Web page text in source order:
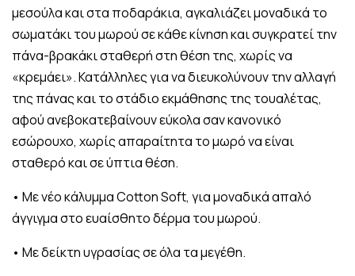
μεσούλα και στα ποδαράκια, αγκαλιάζει μοναδικά το
σωματάκι του μωρού σε κάθε κίνηση και συγκρατεί την
πάνα-βρακάκι σταθερή στη θέση της, χωρίς να
«κρεμάει». Κατάλληλες για να διευκολύνουν την αλλαγή
της πάνας και το στάδιο εκμάθησης της τουαλέτας,
αφού ανεβοκατεβαίνουν εύκολα σαν κανονικό
εσώρουχο, χωρίς απαραίτητα το μωρό να είναι
σταθερό και σε ύπτια θέση.
• Με νέο κάλυμμα Cotton Soft, για μοναδικά απαλό
άγγιγμα στο ευαίσθητο δέρμα του μωρού.
• Με δείκτη υγρασίας σε όλα τα μεγέθη.